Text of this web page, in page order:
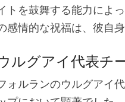
トを鼓舞する能力によ
感情的な祝福は、彼自
ルグアイ代表チ
ォルランのウルグアイ